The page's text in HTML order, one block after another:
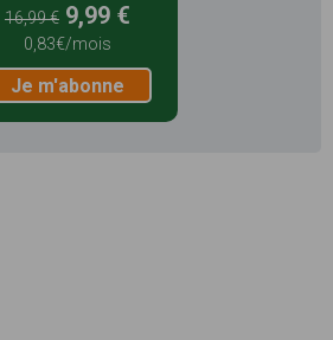
16,99 € 9,99 €
0,83€/mois
Je m'abonne